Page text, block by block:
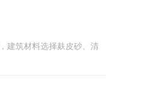
建筑材料选择麸皮砂、清